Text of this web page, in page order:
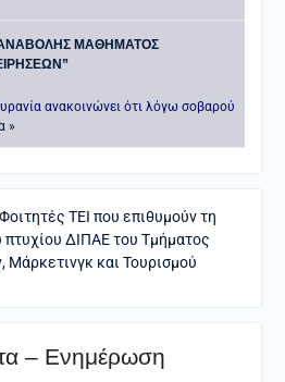
ΜΑΘΗΜΑΤΟΣ
ανακοινώνει ότι λόγω σοβαρού
»
ΤΕΙ που επιθυμούν τη
ΔΙΠΑΕ του Τμήματος
και Τουρισμού
– Ενημέρωση